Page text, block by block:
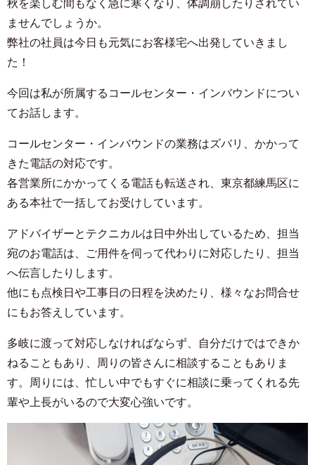
秋を楽しむ間もなく急に寒くなり、体調崩したりされてい
ませんでしょうか。
弊社の社員は今日も元気にお客様宅へ出発していきまし
た！
今回は私が所属するコールセンター・インバウンドについ
てお話します。
コールセンター・インバウンドの業務はズバリ、かかって
きた電話の対応です。
各営業所にかかってくる電話も転送され、東京都練馬区に
ある本社で一括してお受けしています。
アドバイザーとテクニカルは日中外出しているため、担当
宛のお電話は、ご用件を伺って代わりに対応したり、担当
へ伝言したりします。
他にも点検日や工事日の日程を決めたり、様々なお問合せ
にもお答えしています。
多岐に渡って対応しなければならず、自分だけではできか
ねることもあり、周りの皆さんに相談することもありま
す。周りには、忙しい中でもすぐに相談に乗ってくれる先
輩や上長がいるので大変心強いです。